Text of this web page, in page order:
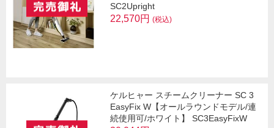
SC2Upright
22,570円 (税込)
ケルヒャー スチームクリーナー SC 3
EasyFix W【オールラウンドモデル/連
続使用可/ホワイト】 SC3EasyFixW